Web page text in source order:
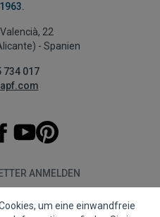
22
- Spanien
734 017
ANMELDEN
um eine einwandfreie